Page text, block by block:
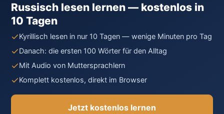
PORTAL – Community
Wissen & Ratgeber
Russland-Knigge
Kontakt
Datenschutz Cookie-Richtlinie
Russisch lesen lernen — kostenlos in
10 Tagen
Kyrillisch lesen in nur 10 Tagen — wenige Minuten pro Tag
Danach: die ersten 100 Wörter für den Alltag
Mit Audio von Muttersprachlern
Komplett kostenlos, direkt im Browser
Jetzt kostenlos lernen